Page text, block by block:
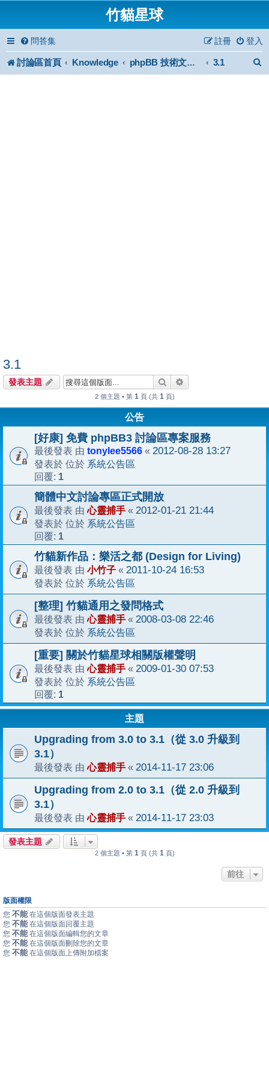
竹貓星球
問答集 登入
註冊
討論區首頁 Knowledge phpBB 技術文件與知識庫 3.1
3.1
發表主題 搜尋
2 個主題 • 第 1 頁 (共 1 頁)
公告
[好康] 免費 phpBB3 討論區專案服務
最後發表 由 tonylee5566 « 2012-08-28 13:27
發表於 位於 系統公告區
回覆: 1
簡體中文討論專區正式開放
最後發表 由心靈捕手 « 2012-01-21 21:44
發表於 位於 系統公告區
回覆: 1
竹貓新作品：樂活之都 (Design for Living)
最後發表 由 小竹子 « 2011-10-24 16:53
發表於 位於 系統公告區
[整理] 竹貓通用之發問格式
最後發表 由心靈捕手 « 2008-03-08 22:46
發表於 位於 系統公告區
[重要] 關於竹貓星球相關版權聲明
最後發表 由心靈捕手 « 2009-01-30 07:53
發表於 位於 系統公告區
回覆: 1
主題
Upgrading from 3.0 to 3.1（從 3.0 升級到
3.1）
最後發表 由心靈捕手 « 2014-11-17 23:06
Upgrading from 2.0 to 3.1（從 2.0 升級到
3.1）
最後發表 由心靈捕手 « 2014-11-17 23:03
發表主題
2 個主題 • 第 1 頁 (共 1 頁)
前往
版面權限
您 不能 在這個版面發表主題
您 不能 在這個版面回覆主題
您 不能 在這個版面編輯您的文章
您 不能 在這個版面刪除您的文章
您 不能 在這個版面上傳附加檔案